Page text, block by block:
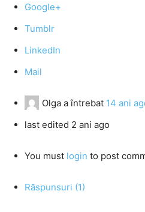
Google+
Tumblr
LinkedIn
Mail
Olga a întrebat 14 ani
last edited 2 ani ago
You must login to post
Răspunsuri (1)